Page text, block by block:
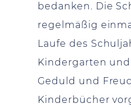
bedanken. Die
regelmäßig
Laufe des
Kindergarten
Geduld und
Kinderbücher